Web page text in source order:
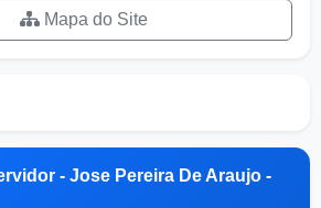
Mapa do Site
- Jose Pereira De Araujo -